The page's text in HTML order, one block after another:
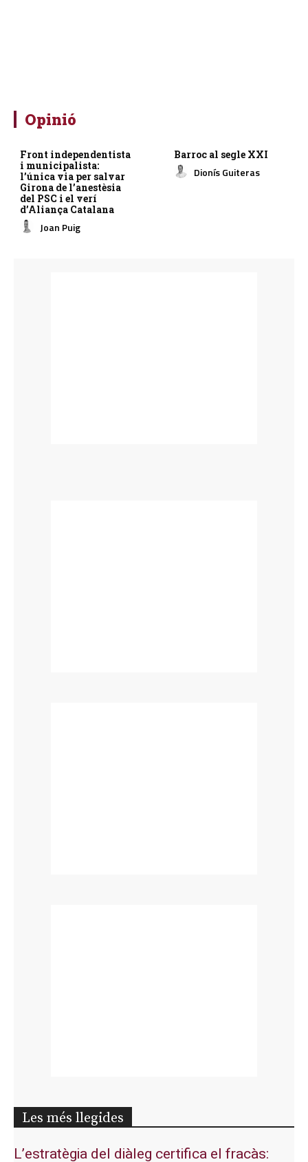
Opinió
Front independentista
i municipalista:
l’única via per salvar
Girona de l’anestèsia
del PSC i el verí
d’Aliança Catalana
Joan Puig
Barroc al segle XXI
Dionís Guiteras
Les més llegides
L’estratègia del diàleg certifica el fracàs: